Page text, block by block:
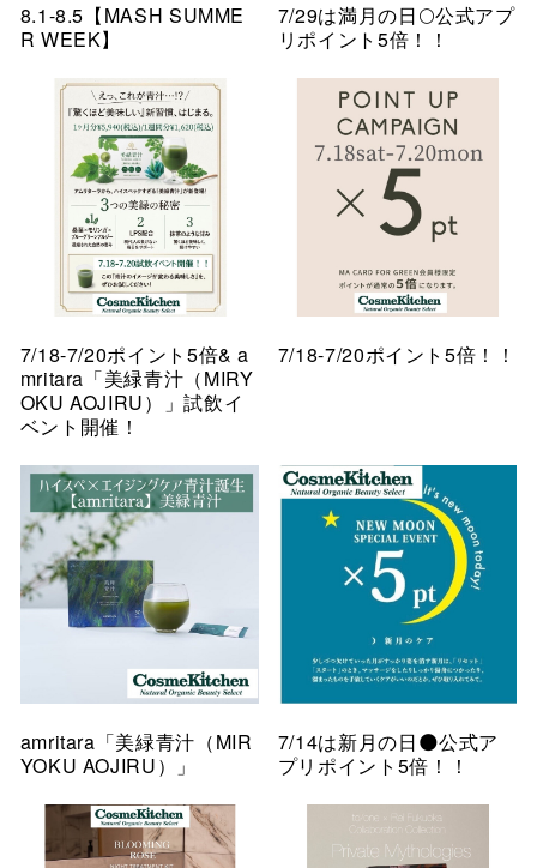
8.1-8.5【MASH SUMME
R WEEK】
7/29は満月の日🌕公式アプ
リポイント5倍！！
7/18-7/20ポイント5倍& a
mritara「美緑青汁（MIRY
OKU AOJIRU）」試飲イ
ベント開催！
7/18-7/20ポイント5倍！！
amritara「美緑青汁（MIR
YOKU AOJIRU）」
7/14は新月の日🌑公式ア
プリポイント5倍！！